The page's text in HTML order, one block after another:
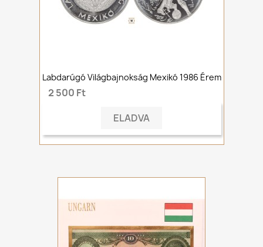
Labdarúgó Világbajnokság Mexikó 1986 Érem
2 500 Ft
ELADVA